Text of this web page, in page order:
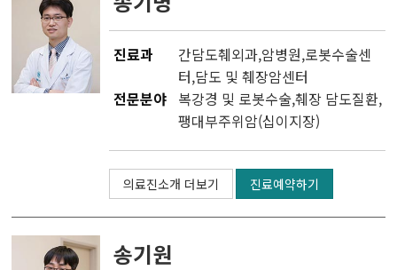
진료과 간담도췌외과,암병원,로봇수술센
터,담도 및 췌장암센터
전문분야 복강경 및 로봇수술,췌장 담도질환,
팽대부주위암(십이지장)
의료진소개 더보기 진료예약하기
송기원